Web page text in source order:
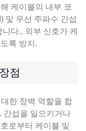
케이블의 내부 코
및 무선 주파수 간섭
다., 외부 신호가 케
록 방지.
점
한 장벽 역할을 합
간섭을 일으키거나
로부터 케이블 및